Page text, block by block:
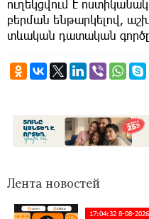
ուղեկցվում է
բերման ենթարկելով,
տևական դատական
Лента новостей
17:04:32 8-08-2026